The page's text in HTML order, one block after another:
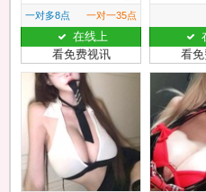
一对多8点 一对一35点
在线上
看免费视讯
看